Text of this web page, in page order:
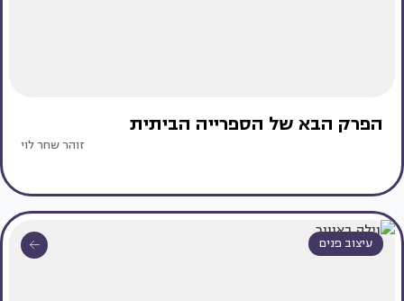
הפרק הבא של הספרייה הביתית
זוהר שחר לוי
עיצוב פנים